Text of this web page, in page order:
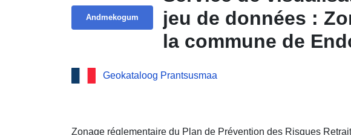
Andmekogum
jeu de données :
la commune de
Geokataloog Prantsusmaa
Zonage réglementaire du Plan de Prévention des Risques